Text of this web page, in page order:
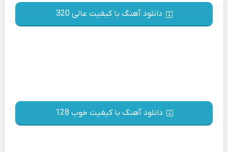
دانلود آهنگ با کیفیت عالی 320
دانلود آهنگ با کیفیت خوب 128